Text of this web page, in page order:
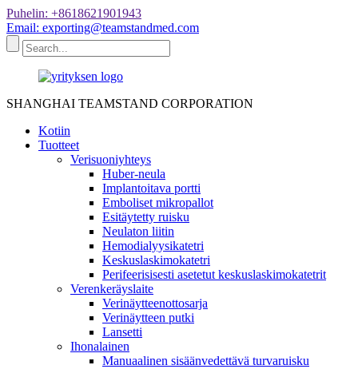
Puhelin: +8618621901943
Email: exporting@teamstandmed.com
SHANGHAI TEAMSTAND CORPORATION
Kotiin
Tuotteet
Verisuoniyhteys
Huber-neula
Implantoitava portti
Emboliset mikropallot
Esitäytetty ruisku
Neulaton liitin
Hemodialyysikatetri
Keskuslaskimokatetri
Perifeerisisesti asetetut keskuslaskimokatetrit
Verenkeräyslaite
Verinäytteenottosarja
Verinäytteen putki
Lansetti
Ihonalainen
Manuaalinen sisäänvedettävä turvaruisku